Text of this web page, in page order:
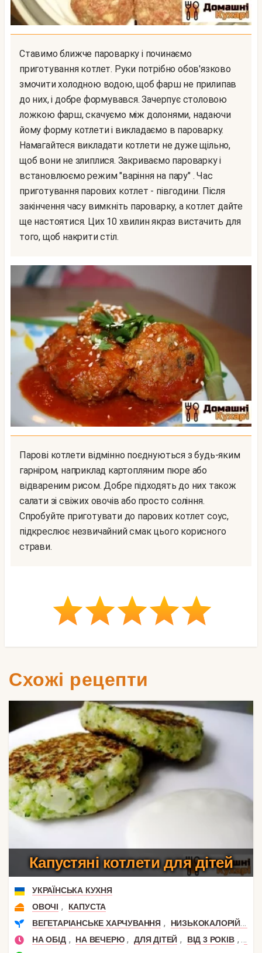
Ставимо ближче пароварку і починаємо
приготування котлет. Руки потрібно обов'язково
змочити холодною водою, щоб фарш не прилипав
до них, і добре формувався. Зачерпує столовою
ложкою фарш, скачуємо між долонями, надаючи
йому форму котлети і викладаємо в пароварку.
Намагайтеся викладати котлети не дуже щільно,
щоб вони не злиплися. Закриваємо пароварку і
встановлюємо режим "варіння на пару" . Час
приготування парових котлет - півгодини. Після
закінчення часу вимкніть пароварку, а котлет дайте
ще настоятися. Цих 10 хвилин якраз вистачить для
того, щоб накрити стіл.
Парові котлети відмінно поєднуються з будь-яким
гарніром, наприклад картопляним пюре або
відвареним рисом. Добре підходять до них також
салати зі свіжих овочів або просто соління.
Спробуйте приготувати до парових котлет соус,
підкреслює незвичайний смак цього корисного
страви.
Схожі рецепти
Капустяні котлети для дітей
УКРАЇНСЬКА КУХНЯ
ОВОЧІ ,
КАПУСТА
ВЕГЕТАРІАНСЬКЕ ХАРЧУВАННЯ , НИЗЬКОКАЛОРІЙНІ
НА ОБІД , НА ВЕЧЕРЮ , ДЛЯ ДІТЕЙ , ВІД 3 РОКІВ , ВІД